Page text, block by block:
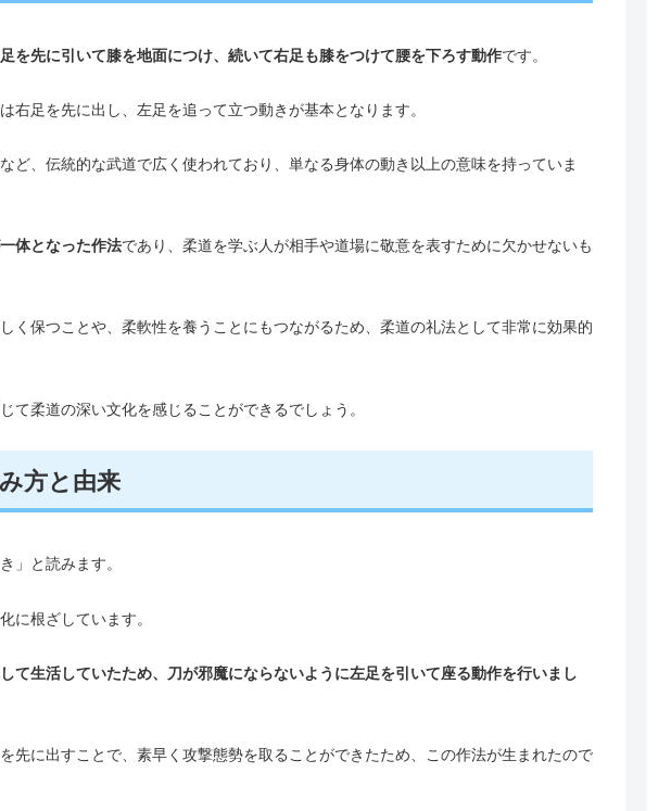
を先に引いて膝を地面につけ、続いて右足も膝をつけて腰を下ろす動作です。
右足を先に出し、左足を追って立つ動きが基本となります。
ど、伝統的な武道で広く使われており、単なる身体の動き以上の意味を持っていま
体となった作法であり、柔道を学ぶ人が相手や道場に敬意を表すために欠かせないも
く保つことや、柔軟性を養うことにもつながるため、柔道の礼法として非常に効果的
て柔道の深い文化を感じることができるでしょう。
方と由来
」と読みます。
に根ざしています。
て生活していたため、刀が邪魔にならないように左足を引いて座る動作を行いまし
先に出すことで、素早く攻撃態勢を取ることができたため、この作法が生まれたので